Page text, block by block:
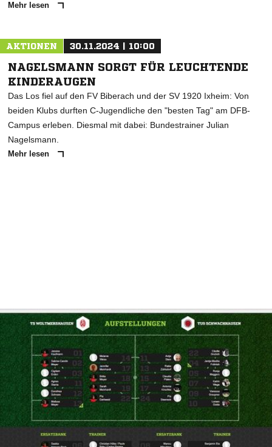
Mehr lesen
AKTIONEN 30.11.2024 | 10:00
NAGELSMANN SORGT FÜR LEUCHTENDE
KINDERAUGEN
Das Los fiel auf den FV Biberach und der SV 1920 Ixheim: Von
beiden Klubs durften C-Jugendliche den "besten Tag" am DFB-
Campus erleben. Diesmal mit dabei: Bundestrainer Julian
Nagelsmann.
Mehr lesen